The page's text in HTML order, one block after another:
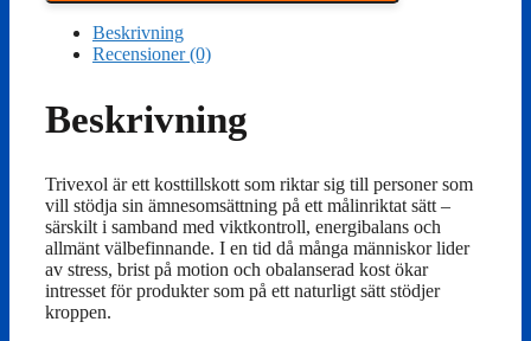
Beskrivning
Recensioner (0)
Beskrivning
Trivexol är ett kosttillskott som riktar sig till personer som
vill stödja sin ämnesomsättning på ett målinriktat sätt –
särskilt i samband med viktkontroll, energibalans och
allmänt välbefinnande. I en tid då många människor lider
av stress, brist på motion och obalanserad kost ökar
intresset för produkter som på ett naturligt sätt stödjer
kroppen.